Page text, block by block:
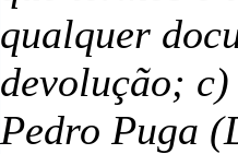
qualquer
devolução;
Pedro Puga